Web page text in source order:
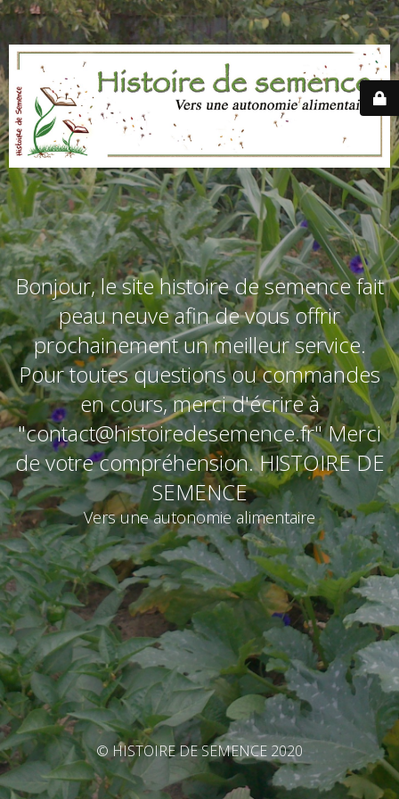
Bonjour, le site histoire de semence fait
peau neuve afin de vous offrir
prochainement un meilleur service.
Pour toutes questions ou commandes
en cours, merci d'écrire à
"contact@histoiredesemence.fr" Merci
de votre compréhension. HISTOIRE DE
SEMENCE
Vers une autonomie alimentaire
© HISTOIRE DE SEMENCE 2020